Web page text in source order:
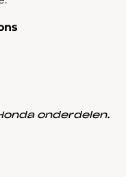
onderdelen.